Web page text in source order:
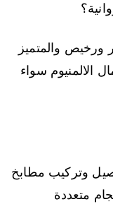
ورخيص والمتميز
الالمنيوم سواء
وتركيب مطابخ
متعددة